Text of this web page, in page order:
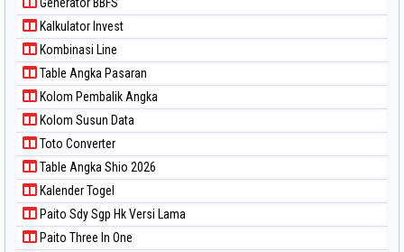
Paito Warna Sydney Lottery
Paito Warna Sydney Lottery 6d
Paito Warna Sydney Lotto
Paito Warna Sydney Pools 6d
Paito Warna Taipei
Paito Warna Taiwan
Kalkulator Invest
Kombinasi Line
Table Angka Pasaran
Kolom Pembalik Angka
Kolom Susun Data
Toto Converter
Table Angka Shio 2026
Kalender Togel
Paito Sdy Sgp Hk Versi Lama
Paito Three In One